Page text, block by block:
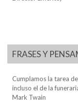
FRASES Y
Cumplamos la tarea
incluso el de la
Mark Twain